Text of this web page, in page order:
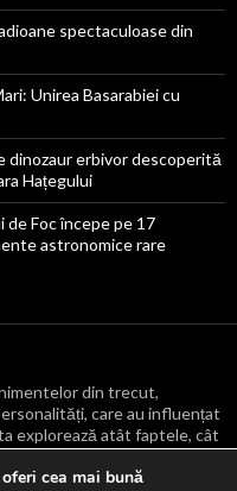
spectaculoase din
Unirea Basarabiei cu
dinozaur erbivor descoperită
Hațegului
de Foc începe pe 17
astronomice rare
din trecut,
care au influențat
explorează atât faptele, cât
mai profundă a
și sociale care au
cea mai bună